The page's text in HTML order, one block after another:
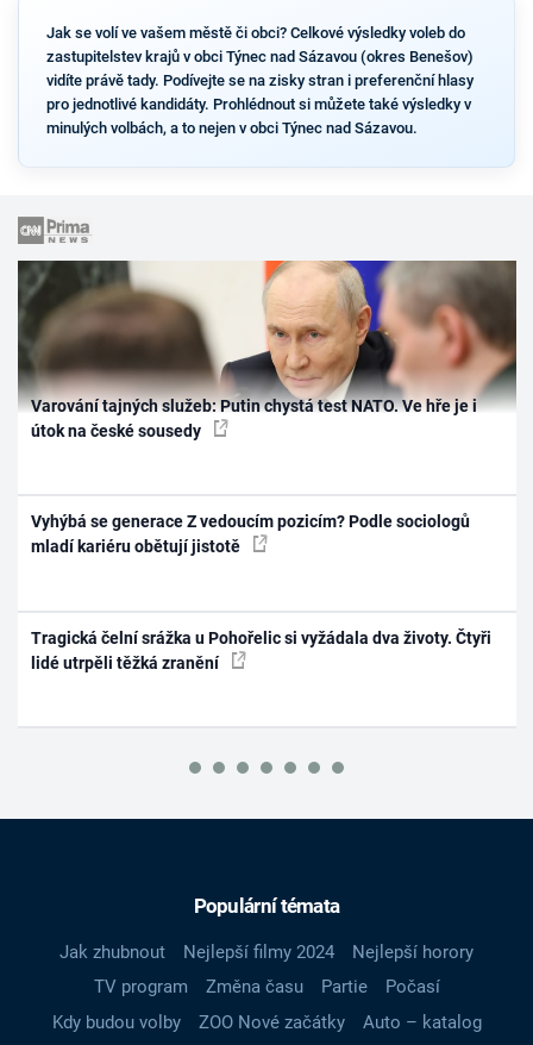
Jak se volí ve vašem městě či obci? Celkové výsledky voleb do
zastupitelstev krajů v obci Týnec nad Sázavou (okres Benešov)
vidíte právě tady. Podívejte se na zisky stran i preferenční hlasy
pro jednotlivé kandidáty. Prohlédnout si můžete také výsledky v
minulých volbách, a to nejen v obci Týnec nad Sázavou.
Varování tajných služeb: Putin chystá test NATO. Ve hře je i
útok na české sousedy
Vyhýbá se generace Z vedoucím pozicím? Podle sociologů
mladí kariéru obětují jistotě
Tragická čelní srážka u Pohořelic si vyžádala dva životy. Čtyři
lidé utrpěli těžká zranění
Populární témata
Jak zhubnout Nejlepší filmy 2024
Nejlepší horory
TV program
Změna času Partie
Počasí
Kdy budou volby
ZOO Nové začátky
Auto – katalog